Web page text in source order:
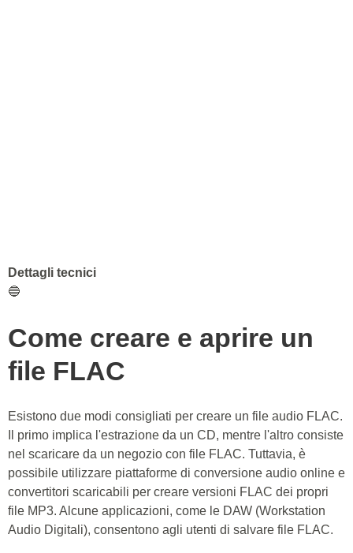
Dettagli tecnici
🔵
Come creare e aprire un
file FLAC
Esistono due modi consigliati per creare un file audio FLAC.
Il primo implica l'estrazione da un CD, mentre l'altro consiste
nel scaricare da un negozio con file FLAC. Tuttavia, è
possibile utilizzare piattaforme di conversione audio online e
convertitori scaricabili per creare versioni FLAC dei propri
file MP3. Alcune applicazioni, come le DAW (Workstation
Audio Digitali), consentono agli utenti di salvare file FLAC.